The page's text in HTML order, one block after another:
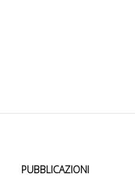
PUBBLICAZIONI